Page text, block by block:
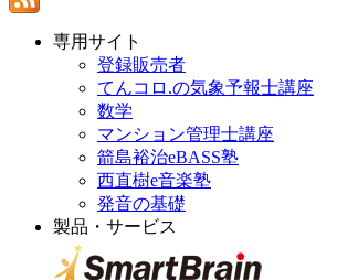
専用サイト
登録販売者
てんコロ.の気象予報士講座
数学
マンション管理士講座
箭島裕治eBASS塾
西直樹e音楽塾
発音の基礎
製品・サービス